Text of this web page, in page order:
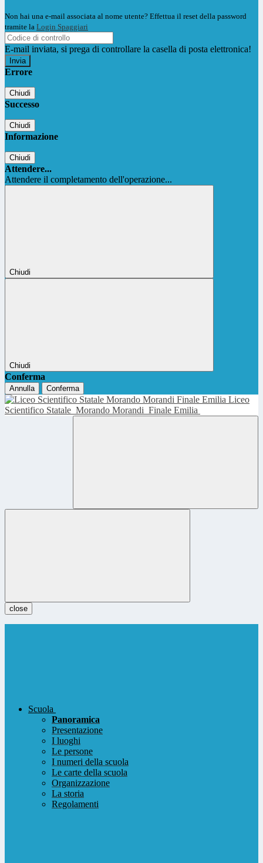
Non hai una e-mail associata al nome utente? Effettua il reset della password
tramite la Login Spaggiari
E-mail inviata, si prega di controllare la casella di posta elettronica!
Errore
Chiudi
Successo
Chiudi
Informazione
Chiudi
Attendere...
Attendere il completamento dell'operazione...
Chiudi
Chiudi
Conferma
Annulla Conferma
Liceo
Scientifico Statale Morando Morandi Finale Emilia
close
Scuola
Panoramica
Presentazione
I luoghi
Le persone
I numeri della scuola
Le carte della scuola
Organizzazione
La storia
Regolamenti